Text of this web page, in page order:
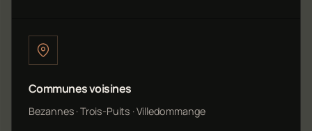
Communes voisines
Bezannes · Trois-Puits · Villedommange